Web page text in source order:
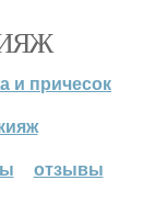
и причесок
отзывы